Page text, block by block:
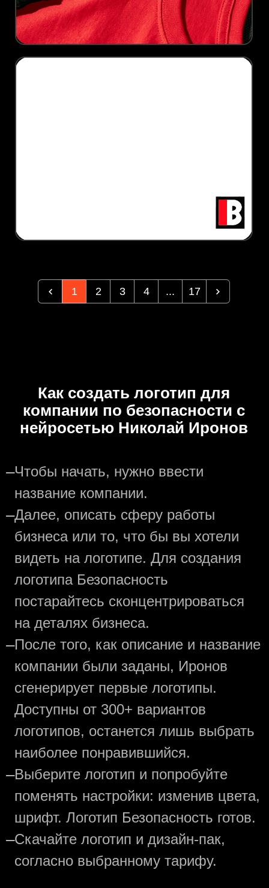
1 2 3 4 ... 17
Как создать логотип для
компании по безопасности с
нейросетью Николай Иронов
—Чтобы начать, нужно ввести
название компании.
—Далее, описать сферу работы
бизнеса или то, что бы вы хотели
видеть на логотипе. Для создания
логотипа Безопасность
постарайтесь сконцентрироваться
на деталях бизнеса.
—После того, как описание и название
компании были заданы, Иронов
сгенерирует первые логотипы.
Доступны от 300+ вариантов
логотипов, останется лишь выбрать
наиболее понравившийся.
—Выберите логотип и попробуйте
поменять настройки: изменив цвета,
шрифт. Логотип Безопасность готов.
—Скачайте логотип и дизайн-пак,
согласно выбранному тарифу.